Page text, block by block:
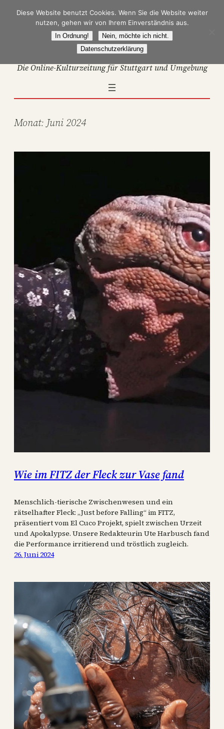
Zum
Die Online-Kulturzeitung für Stuttgart und Umgebung
Monat: Juni 2024
Wie im FITZ der Fleck zur Vase fand
Menschlich-tierische Zwischenwesen und ein
rätselhafter Fleck: „Just before Falling“ im FITZ,
präsentiert vom El Cuco Projekt, spielt zwischen Urzeit
und Apokalypse. Unsere Redakteurin Ute Harbusch fand
die Performance irritierend und tröstlich zugleich.
26. Juni 2024
Diese Website benutzt Cookies. Wenn Sie die Website weiter
nutzen, gehen wir von Ihrem Einverständnis aus.
In Ordnung!
Nein, möchte ich nicht.
Datenschutzerklärung